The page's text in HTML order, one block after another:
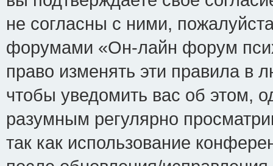
не согласны с ними,
форумами «Он-лайн форум
право изменять эти правила в
чтобы уведомить вас об этом,
разумным регулярно
так как использование